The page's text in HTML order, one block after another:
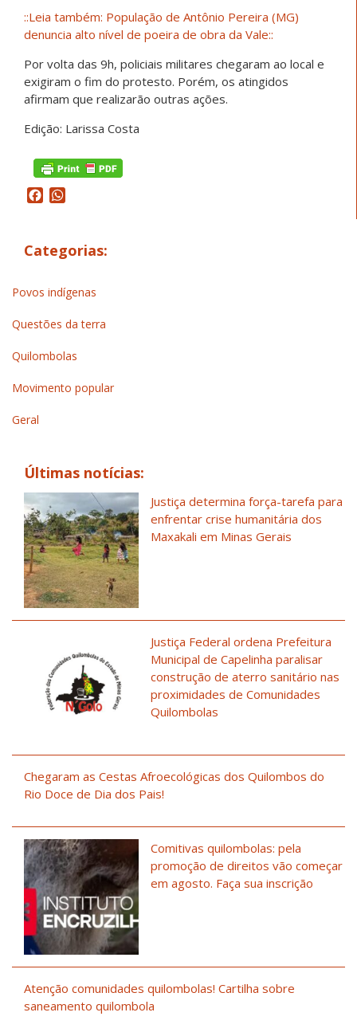
::Leia também: População de Antônio Pereira (MG)
denuncia alto nível de poeira de obra da Vale::
Por volta das 9h, policiais militares chegaram ao local e
exigiram o fim do protesto. Porém, os atingidos
afirmam que realizarão outras ações.
Edição: Larissa Costa
Facebook
Categorias:
Povos indígenas
Questões da terra
Quilombolas
Movimento popular
Geral
Últimas notícias:
Justiça determina força-tarefa para
enfrentar crise humanitária dos
Maxakali em Minas Gerais
Justiça Federal ordena Prefeitura
Municipal de Capelinha paralisar
construção de aterro sanitário nas
proximidades de Comunidades
Quilombolas
Chegaram as Cestas Afroecológicas dos Quilombos do
Rio Doce de Dia dos Pais!
Comitivas quilombolas: pela
promoção de direitos vão começar
em agosto. Faça sua inscrição
Atenção comunidades quilombolas! Cartilha sobre
saneamento quilombola